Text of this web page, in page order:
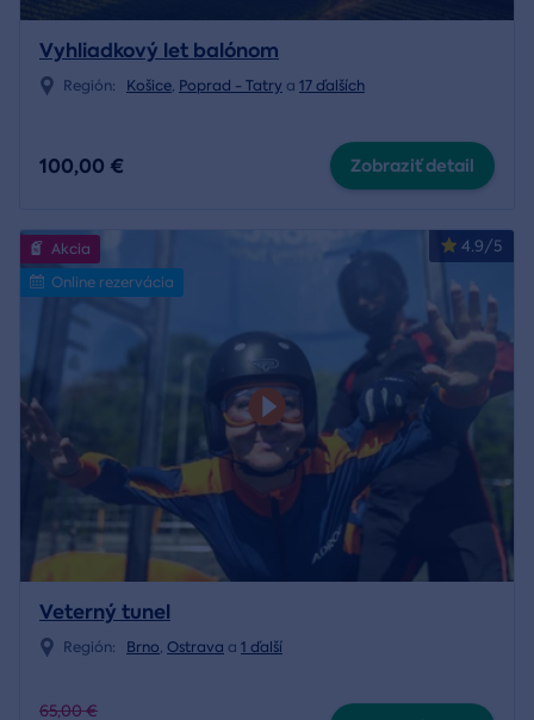
Vyhliadkový let balónom
Región: Košice, Poprad - Tatry a 17 ďalších
100,00 € Zobraziť detail
4.9/5
Akcia
Online rezervácia
Veterný tunel
Región: Brno, Ostrava a 1 ďalší
65,00 €